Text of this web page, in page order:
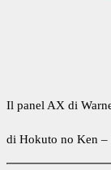
Il panel AX di
di Hokuto no Ken –